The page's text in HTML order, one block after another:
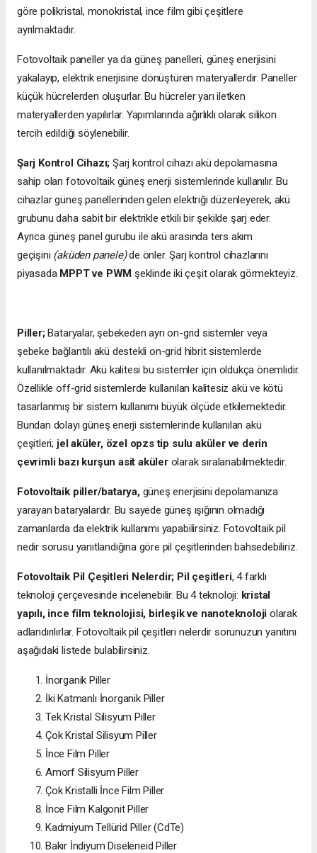
göre polikristal, monokristal, ince film gibi çeşitlere
ayrılmaktadır.
Fotovoltaik paneller ya da güneş panelleri, güneş enerjisini
yakalayıp, elektrik enerjisine dönüştüren materyallerdir. Paneller
küçük hücrelerden oluşurlar. Bu hücreler yarı iletken
materyallerden yapılırlar. Yapımlarında ağırlıklı olarak silikon
tercih edildiği söylenebilir.
Şarj Kontrol Cihazı; Şarj kontrol cihazı akü depolamasına
sahip olan fotovoltaik güneş enerji sistemlerinde kullanılır. Bu
cihazlar güneş panellerinden gelen elektriği düzenleyerek, akü
grubunu daha sabit bir elektrikle etkili bir şekilde şarj eder.
Ayrıca güneş panel gurubu ile akü arasında ters akım
geçişini (aküden panele)de önler. Şarj kontrol cihazlarını
piyasada MPPT ve PWM şeklinde iki çeşit olarak görmekteyiz.
Piller;Bataryalar, şebekeden ayrı on-grid sistemler veya
şebeke bağlantılı akü destekli on-grid hibrit sistemlerde
kullanılmaktadır. Akü kalitesi bu sistemler için oldukça önemlidir.
Özellikle off-grid sistemlerde kullanılan kalitesiz akü ve kötü
tasarlanmış bir sistem kullanımı büyük ölçüde etkilemektedir.
Bundan dolayı güneş enerji sistemlerinde kullanılan akü
çeşitleri; jel aküler, özel opzs tip sulu aküler ve derin
çevrimli bazı kurşun asit akülerolarak sıralanabilmektedir.
Fotovoltaik piller/batarya,güneş enerjisini depolamanıza
yarayan bataryalardır. Bu sayede güneş ışığının olmadığı
zamanlarda da elektrik kullanımı yapabilirsiniz. Fotovoltaik pil
nedir sorusu yanıtlandığına göre pil çeşitlerinden bahsedebiliriz.
Fotovoltaik Pil Çeşitleri Nelerdir; Pil çeşitleri, 4 farklı
teknoloji çerçevesinde incelenebilir. Bu 4 teknoloji: kristal
yapılı, ince film teknolojisi, birleşik ve nanoteknoloji olarak
adlandırılırlar. Fotovoltaik pil çeşitleri nelerdir sorunuzun yanıtını
aşağıdaki listede bulabilirsiniz.
İnorganik Piller
İki Katmanlı İnorganik Piller
Tek Kristal Silisyum Piller
Çok Kristal Silisyum Piller
İnce Film Piller
Amorf Silisyum Piller
Çok Kristalli İnce Film Piller
İnce Film Kalgonit Piller
Kadmiyum Tellürid Piller (CdTe)
Bakır İndiyum Diseleneid Piller